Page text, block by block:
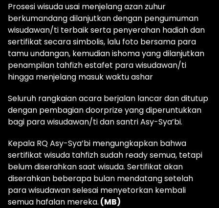
Prosesi wisuda usai menjelang azan zuhur
berkumandang dilanjutkan dengan pengumuman
wisudawan/ti terbaik serta penyerahan hadiah dan
sertifikat secara simbolis, lalu foto bersama para
tamu undangan, kemudian ishoma yang dilanjutkan
penampilan tahfizh estafet para wisudawan/ti
hingga menjelang masuk waktu ashar
Seluruh rangkaian acara berjalan lancar dan ditutup
dengan pembagian doorprize yang diperuntukkan
bagi para wisudawan/ti dan santri Asy-Sya’bi.
Kepala RQ Asy-Sya’bi mengungkapkan bahwa
sertifikat wisuda tahfizh sudah ready semua, tetapi
belum diserahkan saat wisuda. Sertifikat akan
diserahkan beberapa bulan mendatang setelah
para wisudawan selesai menyetorkan kembali
semua hafalan mereka. (MB)